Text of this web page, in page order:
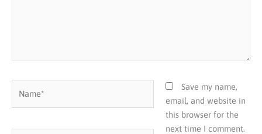
Save my name,
email, and website in
this browser for the
next time I comment.